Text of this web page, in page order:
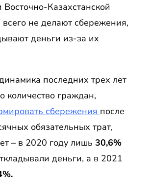
Казахстанской
не делают сбережения,
деньги из-за их
последних трех лет
количество граждан,
сбережения после
обязательных трат,
– в 2020 году лишь 30,6%
деньги, а в 2021